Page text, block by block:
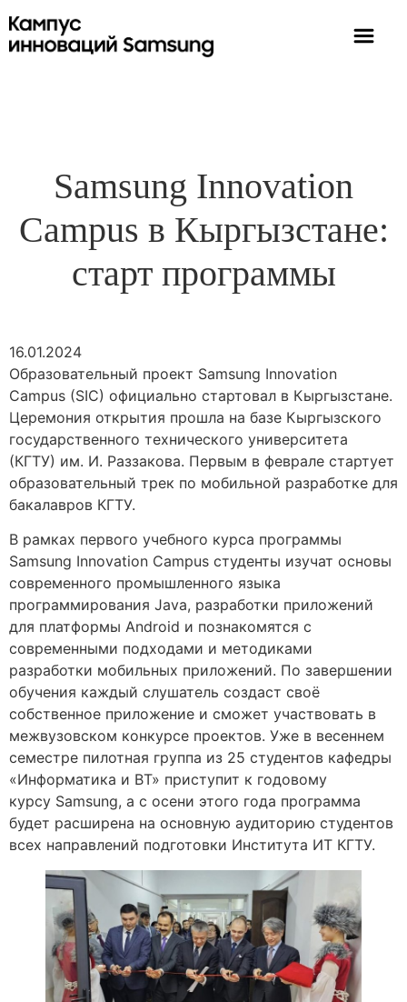
Samsung Innovation
Campus в Кыргызстане:
старт программы
16.01.2024
Образовательный проект Samsung Innovation
Campus (SIC) официально стартовал в Кыргызстане.
Церемония открытия прошла на базе Кыргызского
государственного технического университета
(КГТУ) им. И. Раззакова. Первым в феврале стартует
образовательный трек по мобильной разработке для
бакалавров КГТУ.
В рамках первого учебного курса программы
Samsung Innovation Campus студенты изучат основы
современного промышленного языка
программирования Java, разработки приложений
для платформы Android и познакомятся с
современными подходами и методиками
разработки мобильных приложений. По завершении
обучения каждый слушатель создаст своё
собственное приложение и сможет участвовать в
межвузовском конкурсе проектов. Уже в весеннем
семестре пилотная группа из 25 студентов кафедры
«Информатика и ВТ» приступит к годовому
курсу Samsung, а с осени этого года программа
будет расширена на основную аудиторию студентов
всех направлений подготовки Института ИТ КГТУ.